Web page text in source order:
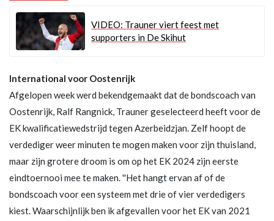
VIDEO: Trauner viert feest met
supporters in De Skihut
International voor Oostenrijk
Afgelopen week werd bekendgemaakt dat de bondscoach van
Oostenrijk, Ralf Rangnick, Trauner geselecteerd heeft voor de
EK kwalificatiewedstrijd tegen Azerbeidzjan. Zelf hoopt de
verdediger weer minuten te mogen maken voor zijn thuisland,
maar zijn grotere droom is om op het EK 2024 zijn eerste
eindtoernooi mee te maken. ''Het hangt ervan af of de
bondscoach voor een systeem met drie of vier verdedigers
kiest. Waarschijnlijk ben ik afgevallen voor het EK van 2021